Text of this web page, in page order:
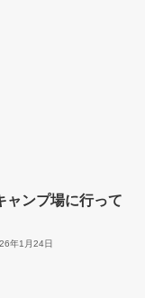
ャンプ場に行って
年1月24日